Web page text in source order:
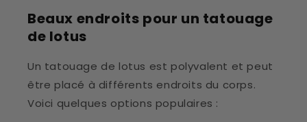
Beaux endroits pour un tatouage
de lotus
Un tatouage de lotus est polyvalent et peut
être placé à différents endroits du corps.
Voici quelques options populaires :